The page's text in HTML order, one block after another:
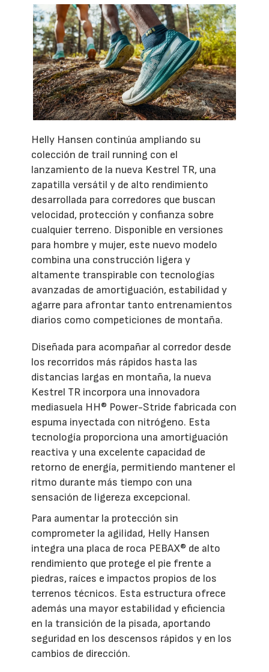
Helly Hansen continúa ampliando su
colección de trail running con el
lanzamiento de la nueva Kestrel TR, una
zapatilla versátil y de alto rendimiento
desarrollada para corredores que buscan
velocidad, protección y confianza sobre
cualquier terreno. Disponible en versiones
para hombre y mujer, este nuevo modelo
combina una construcción ligera y
altamente transpirable con tecnologías
avanzadas de amortiguación, estabilidad y
agarre para afrontar tanto entrenamientos
diarios como competiciones de montaña.
Diseñada para acompañar al corredor desde
los recorridos más rápidos hasta las
distancias largas en montaña, la nueva
Kestrel TR incorpora una innovadora
mediasuela HH® Power-Stride fabricada con
espuma inyectada con nitrógeno. Esta
tecnología proporciona una amortiguación
reactiva y una excelente capacidad de
retorno de energía, permitiendo mantener el
ritmo durante más tiempo con una
sensación de ligereza excepcional.
Para aumentar la protección sin
comprometer la agilidad, Helly Hansen
integra una placa de roca PEBAX® de alto
rendimiento que protege el pie frente a
piedras, raíces e impactos propios de los
terrenos técnicos. Esta estructura ofrece
además una mayor estabilidad y eficiencia
en la transición de la pisada, aportando
seguridad en los descensos rápidos y en los
cambios de dirección.